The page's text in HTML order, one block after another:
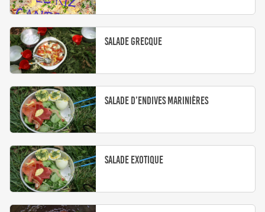
Salade grecque
Salade d’endives marinières
Salade exotique